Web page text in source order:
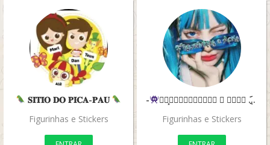
𝐒𝐈𝐓𝐈𝐎 𝐃𝐎 𝐏𝐈𝐂𝐀-𝐏𝐀𝐔
Figurinhas e Stickers
-
⃟ꦿ⸼𝕱𝖎𝖌𝖚𝖗𝖎𝖓𝖍𝖆𝖘 𝖊 𝕬𝖕𝖐𝖘 ݈݇─
Figurinhas e Stickers